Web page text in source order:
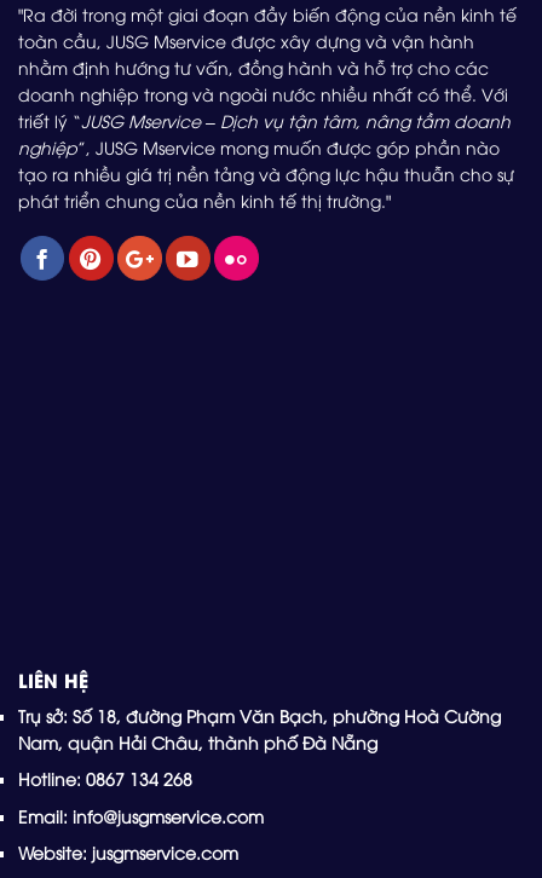
"Ra đời trong một giai đoạn đầy biến động của nền kinh tế
toàn cầu, JUSG Mservice được xây dựng và vận hành
nhằm định hướng tư vấn, đồng hành và hỗ trợ cho các
doanh nghiệp trong và ngoài nước nhiều nhất có thể. Với
triết lý “JUSG Mservice – Dịch vụ tận tâm, nâng tầm doanh
nghiệp”, JUSG Mservice mong muốn được góp phần nào
tạo ra nhiều giá trị nền tảng và động lực hậu thuẫn cho sự
phát triển chung của nền kinh tế thị trường."
LIÊN HỆ
Trụ sở: Số 18, đường Phạm Văn Bạch, phường Hoà Cường
Nam, quận Hải Châu, thành phố Đà Nẵng
Hotline: 0867 134 268
Email: info@jusgmservice.com
Website: jusgmservice.com